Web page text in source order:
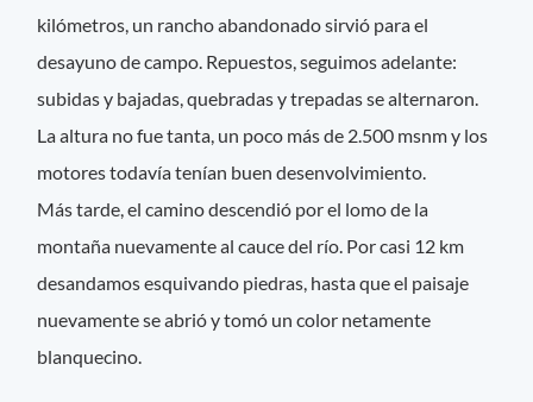
kilómetros, un rancho abandonado sirvió para el
desayuno de campo. Repuestos, seguimos adelante:
subidas y bajadas, quebradas y trepadas se alternaron.
La altura no fue tanta, un poco más de 2.500 msnm y los
motores todavía tenían buen desenvolvimiento.
Más tarde, el camino descendió por el lomo de la
montaña nuevamente al cauce del río. Por casi 12 km
desandamos esquivando piedras, hasta que el paisaje
nuevamente se abrió y tomó un color netamente
blanquecino.